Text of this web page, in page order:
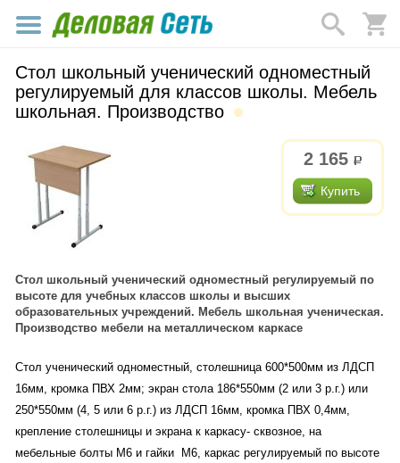
Стол школьный ученический одноместный
регулируемый для классов школы. Мебель
школьная. Производство
2 165 р.
Купить
Стол школьный ученический одноместный регулируемый по
высоте для учебных классов школы и высших
образовательных учреждений. Мебель школьная ученическая.
Производство мебели на металлическом каркасе
Стол ученический одноместный, столешница 600*500мм из ЛДСП
16мм, кромка ПВХ 2мм; экран стола 186*550мм (2 или 3 р.г.) или
250*550мм (4, 5 или 6 р.г.) из ЛДСП 16мм, кромка ПВХ 0,4мм,
крепление столешницы и экрана к каркасу- сквозное, на
мебельные болты М6 и гайки М6, каркас регулируемый по высоте